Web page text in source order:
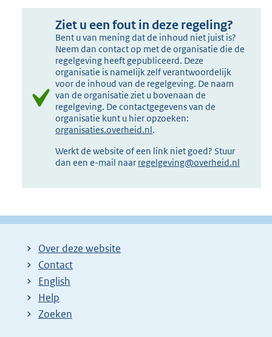
Ziet u een fout in deze regeling?
Bent u van mening dat de inhoud niet juist is?
Neem dan contact op met de organisatie die de
regelgeving heeft gepubliceerd. Deze
organisatie is namelijk zelf verantwoordelijk
voor de inhoud van de regelgeving. De naam
van de organisatie ziet u bovenaan de
regelgeving. De contactgegevens van de
organisatie kunt u hier opzoeken:
organisaties.overheid.nl.
Werkt de website of een link niet goed? Stuur
dan een e-mail naar regelgeving@overheid.nl
Over deze website
Contact
English
Help
Zoeken